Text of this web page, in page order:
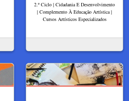
2.º Ciclo | Cidadania E Desenvolvimento
| Complemento À Educação Artística |
Cursos Artísticos Especializados